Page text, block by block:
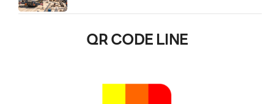
QR CODE LINE